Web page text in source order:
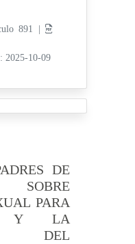
891 |
2025-10-09
DE
PARA
Y LA
DEL